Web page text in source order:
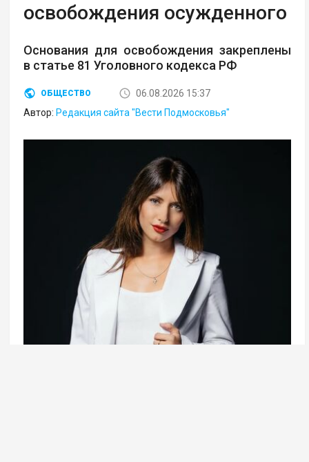
освобождения осужденного
Основания для освобождения закреплены
в статье 81 Уголовного кодекса РФ
ОБЩЕСТВО
06.08.2026 15:37
Автор: Редакция сайта "Вести Подмосковья"